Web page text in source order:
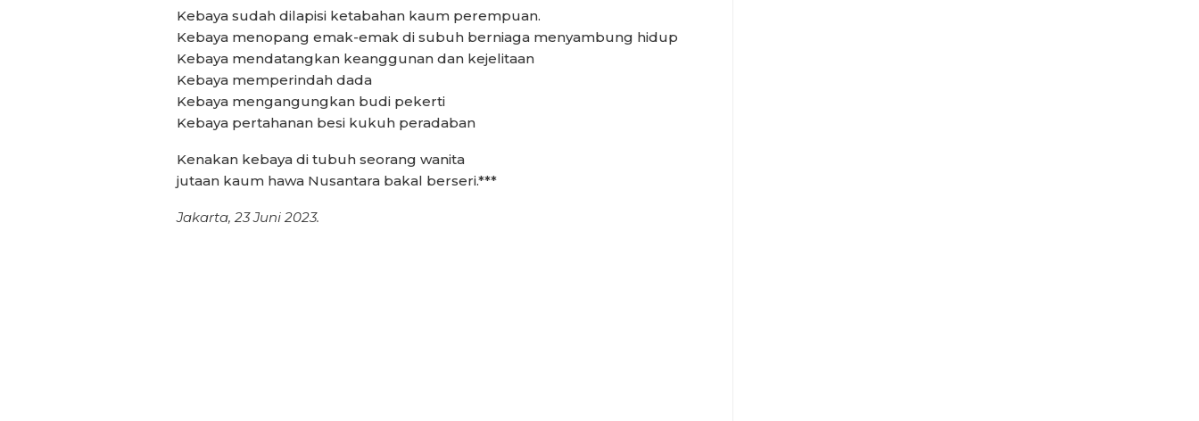
Kebaya sudah dilapisi ketabahan kaum perempuan.
Kebaya menopang emak-emak di subuh berniaga menyambung hidup
Kebaya mendatangkan keanggunan dan kejelitaan
Kebaya memperindah dada
Kebaya mengangungkan budi pekerti
Kebaya pertahanan besi kukuh peradaban
Kenakan kebaya di tubuh seorang wanita
jutaan kaum hawa Nusantara bakal berseri.***
Jakarta, 23 Juni 2023.